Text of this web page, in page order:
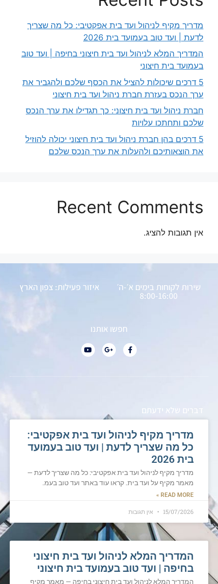
מדריך מקיף לניהול ועד בית אפקטיבי: כל מה שצריך
לדעת | ועד טוב בעמועד בית 2026
המדריך המלא לניהול ועד בית חיצוני בחיפה | ועד טוב
בעמועד בית חיצוני
5 דרכים שיכולות להציל את הכסף שלכם ולהגביר את
ערך הנכס בעזרת חברת ניהול ועד בית חיצוני
חברת ניהול ועד בית חיצוני: כך תגדילו את ערך הנכס
שלכם ותחתכו עלויות
5 דרכים בהן חברת ניהול ועד בית חיצוני יכולה להוזיל
את הוצאותיכם ולהעלות את ערך הנכס שלכם
Recent Comments
אין תגובות להציג.
שירות לקוחות בימים א׳-ה׳
8:00-16:00
איזור פעילות: צפון הארץ
חפשו אותנו
דברים שלא ידעתם
מדריך מקיף לניהול ועד בית אפקטיבי:
כל מה שצריך לדעת | ועד טוב בעמועד
בית 2026
מדריך מקיף לניהול ועד בית אפקטיבי: כל מה שצריך לדעת —
מאמר מקיף על ועד בית. קראו עוד באתר ועד טוב בעמ.
READ MORE »
15/07/2026 אין תגובות
המדריך המלא לניהול ועד בית חיצוני
בחיפה | ועד טוב בעמועד בית חיצוני
המדריך המלא לניהול ועד בית חיצוני בחיפה — מאמר מקיף